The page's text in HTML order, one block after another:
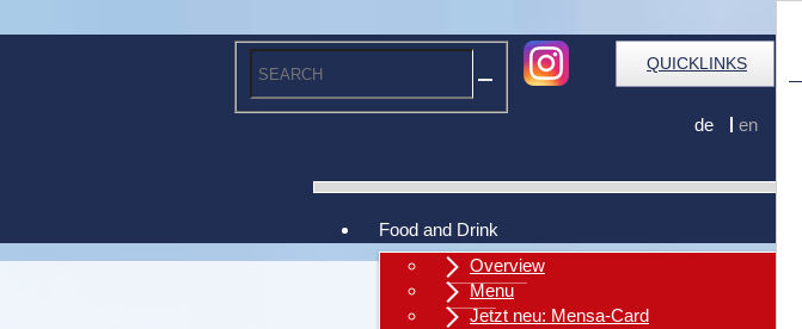
Food and Drink
Overview
Menu
Jetzt neu: Mensa-Card
QUICKLINKS
de en